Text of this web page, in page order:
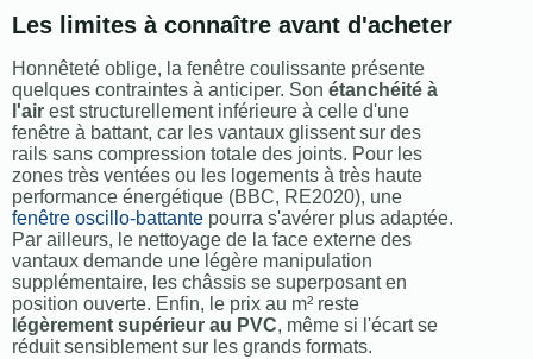
Les limites à connaître avant d'acheter
Honnêteté oblige, la fenêtre coulissante présente
quelques contraintes à anticiper. Son étanchéité à
l'air est structurellement inférieure à celle d'une
fenêtre à battant, car les vantaux glissent sur des
rails sans compression totale des joints. Pour les
zones très ventées ou les logements à très haute
performance énergétique (BBC, RE2020), une
fenêtre oscillo-battante pourra s'avérer plus adaptée.
Par ailleurs, le nettoyage de la face externe des
vantaux demande une légère manipulation
supplémentaire, les châssis se superposant en
position ouverte. Enfin, le prix au m² reste
légèrement supérieur au PVC, même si l'écart se
réduit sensiblement sur les grands formats.